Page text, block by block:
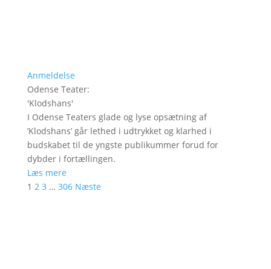
Anmeldelse
Odense Teater:
'Klodshans'
I Odense Teaters glade og lyse opsætning af
’Klodshans’ går lethed i udtrykket og klarhed i
budskabet til de yngste publikummer forud for
dybder i fortællingen.
Læs mere
1 2 3 … 306 Næste